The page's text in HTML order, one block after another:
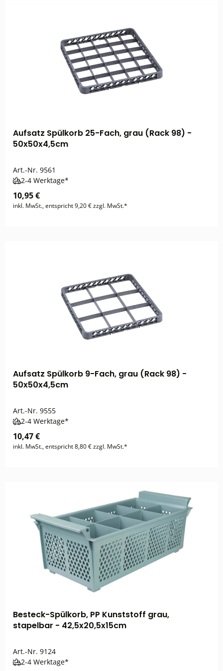
Aufsatz Spülkorb 25-Fach, grau (Rack 98) -
50x50x4,5cm
Art.-Nr. 9561
2-4 Werktage*
10,95 €
inkl. MwSt., entspricht 9,20 € zzgl. MwSt.*
Aufsatz Spülkorb 9-Fach, grau (Rack 98) -
50x50x4,5cm
Art.-Nr. 9555
2-4 Werktage*
10,47 €
inkl. MwSt., entspricht 8,80 € zzgl. MwSt.*
Besteck-Spülkorb, PP Kunststoff grau,
stapelbar - 42,5x20,5x15cm
Art.-Nr. 9124
2-4 Werktage*